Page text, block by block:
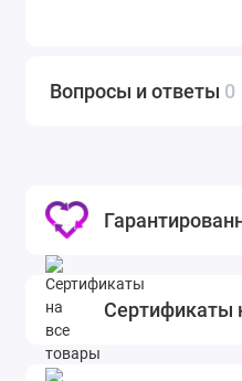
Вопросы и ответы 0
Сертификаты